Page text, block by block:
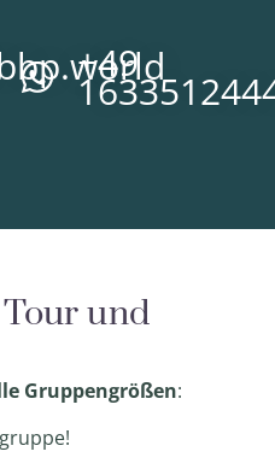
+49
und
Gruppengrößen: